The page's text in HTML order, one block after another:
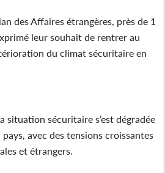
des Affaires étrangères, près de 1
leur souhait de rentrer au
du climat sécuritaire en
situation sécuritaire s’est dégradée
avec des tensions croissantes
et étrangers.